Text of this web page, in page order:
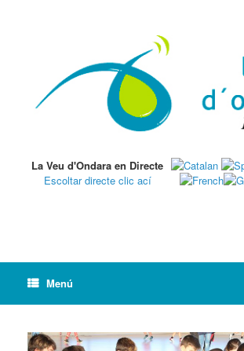
La Veu d'Ondara en Directe
Escoltar directe clic ací
Menú